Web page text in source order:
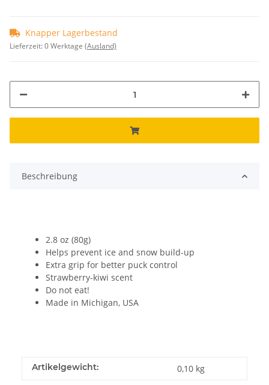
Knapper Lagerbestand
Lieferzeit:0 Werktage (Ausland)
Beschreibung
2.8 oz (80g)
Helps prevent ice and snow build-up
Extra grip for better puck control
Strawberry-kiwi scent
Do not eat!
Made in Michigan, USA
Artikelgewicht: 0,10 kg